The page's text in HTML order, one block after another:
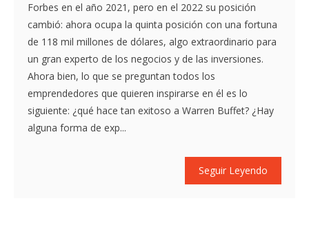
Forbes en el año 2021, pero en el 2022 su posición
cambió: ahora ocupa la quinta posición con una fortuna
de 118 mil millones de dólares, algo extraordinario para
un gran experto de los negocios y de las inversiones.
Ahora bien, lo que se preguntan todos los
emprendedores que quieren inspirarse en él es lo
siguiente: ¿qué hace tan exitoso a Warren Buffet? ¿Hay
alguna forma de exp...
Seguir Leyendo